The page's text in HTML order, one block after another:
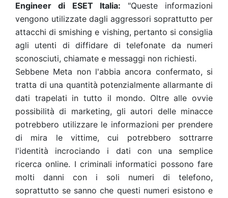
Engineer di ESET Italia: "Queste informazioni
vengono utilizzate dagli aggressori soprattutto per
attacchi di smishing e vishing, pertanto si consiglia
agli utenti di diffidare di telefonate da numeri
sconosciuti, chiamate e messaggi non richiesti.
Sebbene Meta non l'abbia ancora confermato, si
tratta di una quantità potenzialmente allarmante di
dati trapelati in tutto il mondo. Oltre alle ovvie
possibilità di marketing, gli autori delle minacce
potrebbero utilizzare le informazioni per prendere
di mira le vittime, cui potrebbero sottrarre
l'identità incrociando i dati con una semplice
ricerca online. I criminali informatici possono fare
molti danni con i soli numeri di telefono,
soprattutto se sanno che questi numeri esistono e